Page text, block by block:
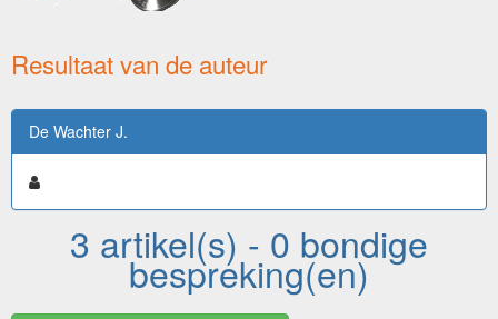
Resultaat van de auteur
De Wachter J.
3 artikel(s) - 0 bondige
bespreking(en)